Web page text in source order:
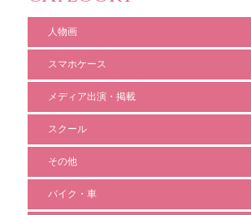
人物画
スマホケース
メディア出演・掲載
スクール
その他
バイク・車